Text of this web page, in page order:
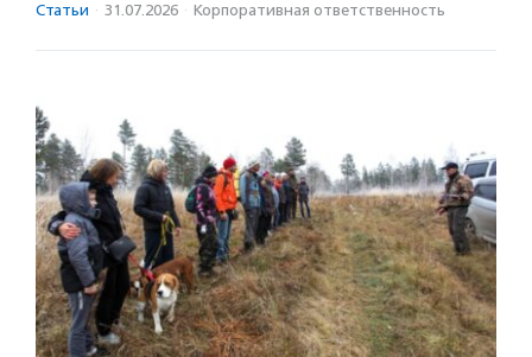
Статьи · 31.07.2026 · Корпоративная ответственность